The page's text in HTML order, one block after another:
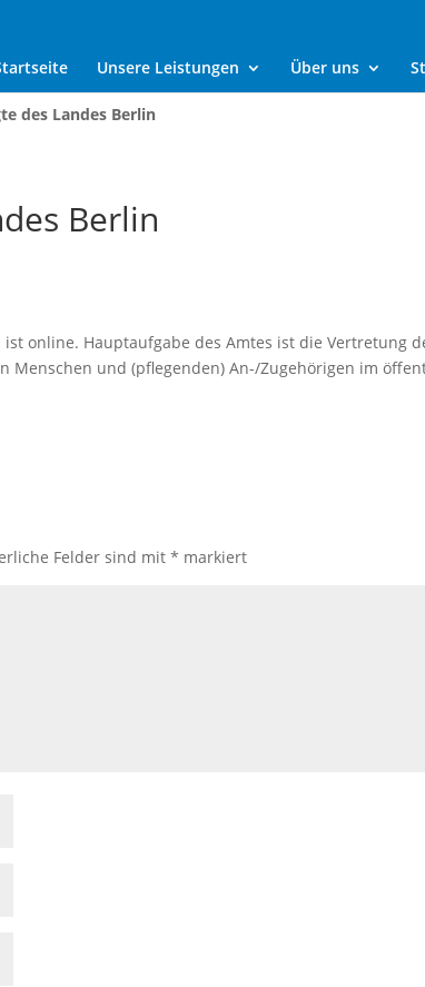
Unsere Leistungen Über uns
des Landes Berlin
Berlin
online. Hauptaufgabe des Amtes ist die Vertretung
Menschen und (pflegenden) An-/Zugehörigen im
Felder sind mit * markiert